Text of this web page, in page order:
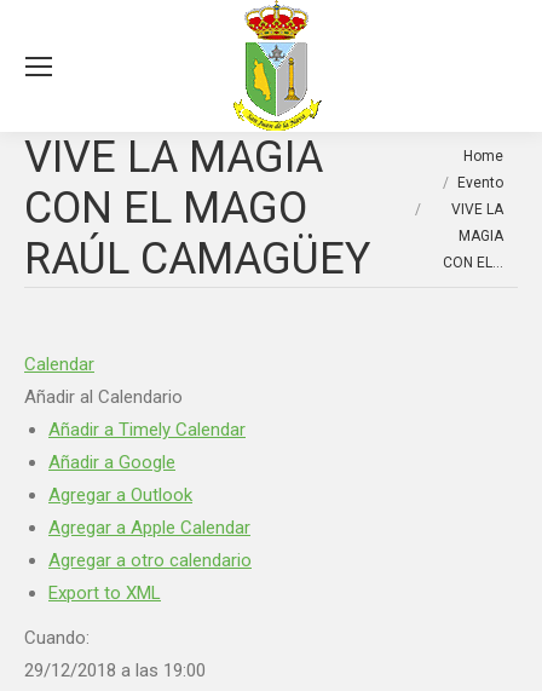
VIVE LA MAGIA
CON EL MAGO
RAÚL CAMAGÜEY
You are here:
Home
Evento
VIVE LA
MAGIA
CON EL…
Calendar
Añadir al Calendario
Añadir a Timely Calendar
Añadir a Google
Agregar a Outlook
Agregar a Apple Calendar
Agregar a otro calendario
Export to XML
Cuando:
29/12/2018 a las 19:00